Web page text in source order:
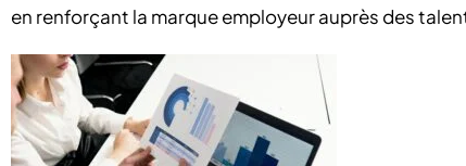
en renforçant la marque employeur auprès des